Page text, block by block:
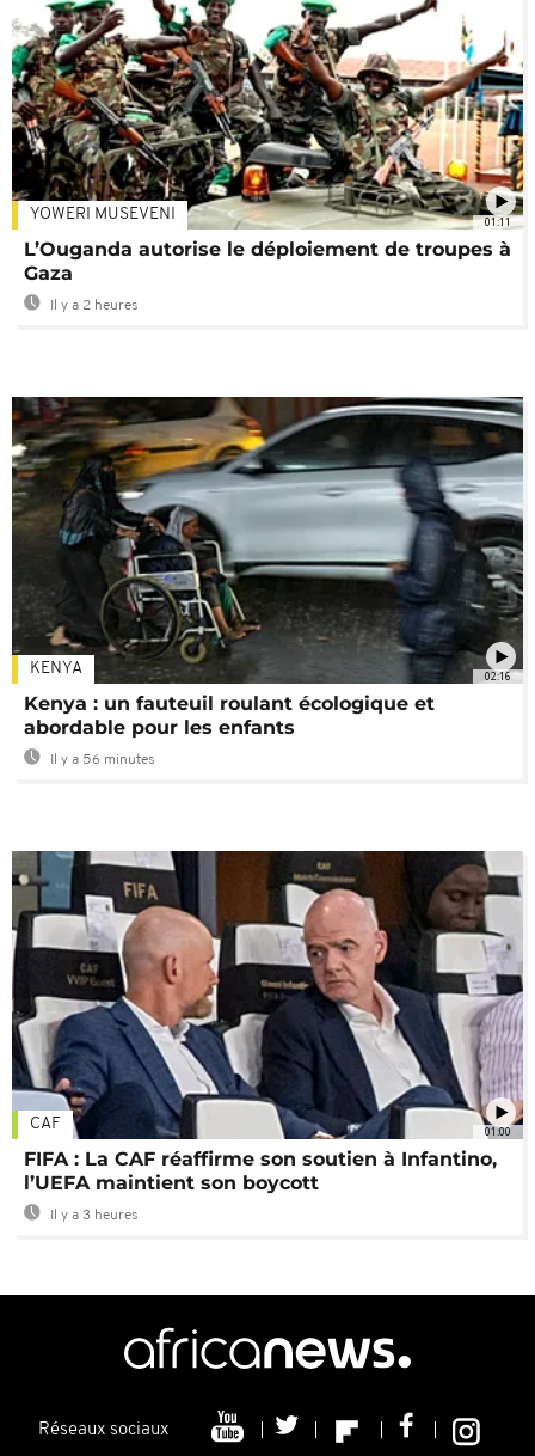
01:11
YOWERI MUSEVENI
L’Ouganda autorise le déploiement de troupes à
Gaza
Il y a 2 heures
02:16
KENYA
Kenya : un fauteuil roulant écologique et
abordable pour les enfants
Il y a 56 minutes
01:00
CAF
FIFA : La CAF réaffirme son soutien à Infantino,
l’UEFA maintient son boycott
Il y a 3 heures
Réseaux sociaux